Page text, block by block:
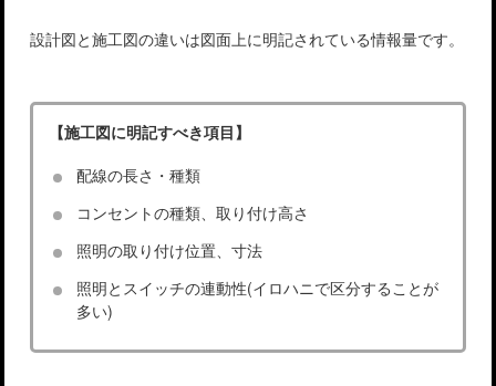
設計図と施工図の違いは図面上に明記されている情報量です。
【施工図に明記すべき項目】
配線の長さ・種類
コンセントの種類、取り付け高さ
照明の取り付け位置、寸法
照明とスイッチの連動性(イロハニで区分することが
多い)